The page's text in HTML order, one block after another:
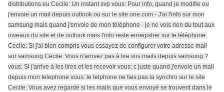
distributions.eu Cecile: Un instant svp vous: Pour info, quand je modifie ou
j'envoie un mail depuis outlook ou sur le site one.com - J'ai l'info sur mon
samsung mais quand j'envoie de mon téléphone - je ne vois rien du tout aux
niveaux du site et de outlook mais l'info reste enregistrer sur le téléphone.
Cecile: Si j'ai bien compris vous essayez de configurer votre adresse mail
sur samsung Cecile: Vous n'arrivez pas à lire vos mails depuis samsung ?
vous: Si j'arrive à les lires et les recevoir vous: c juste quand j'envoie un mail
depuis mon telephone vous: le telphone ne fais pas la synchro sur le site
Cecile: Vous avez regardé si les mails que vous envoyé se trouvent dans le